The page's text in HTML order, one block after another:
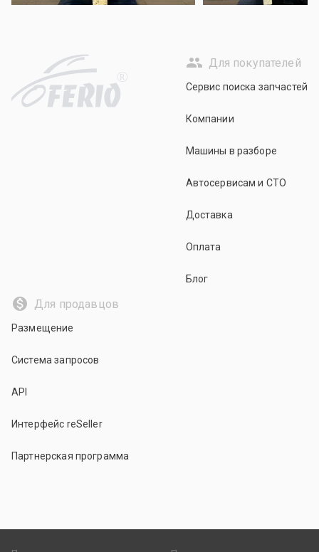
R
Для покупателей
Сервис поиска запчастей
Компании
Машины в разборе
Автосервисам и СТО
Доставка
Оплата
Блог
Для продавцов
Размещение
Система запросов
API
Интерфейс reSeller
Партнерская программа